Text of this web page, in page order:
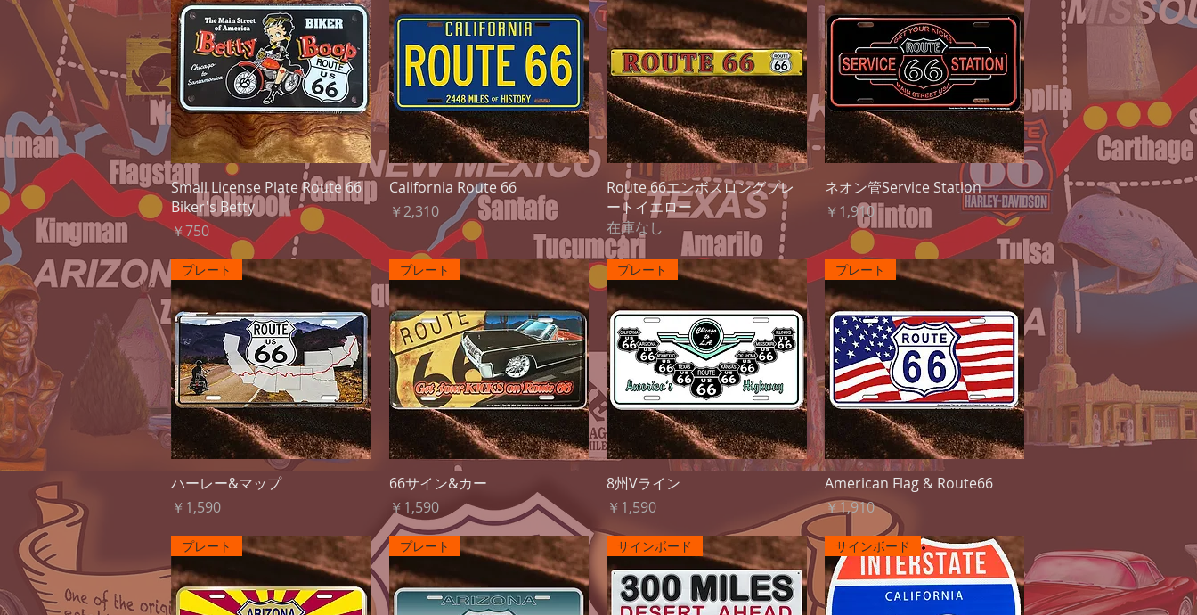
クイックビュー
Small License Plate Route 66
Biker's Betty
価格
￥750
クイックビュー
California Route 66
価格
￥2,310
クイックビュー
Route 66エンボスロングプレ
ートイエロー
在庫なし
クイックビュー
ネオン管Service Station
価格
￥1,910
クイックビュー
プレート
ハーレー&マップ
価格
￥1,590
クイックビュー
プレート
66サイン&カー
価格
￥1,590
クイックビュー
プレート
8州Vライン
価格
￥1,590
クイックビュー
プレート
American Flag & Route66
価格
￥1,910
プレート プレート サインボード サインボード